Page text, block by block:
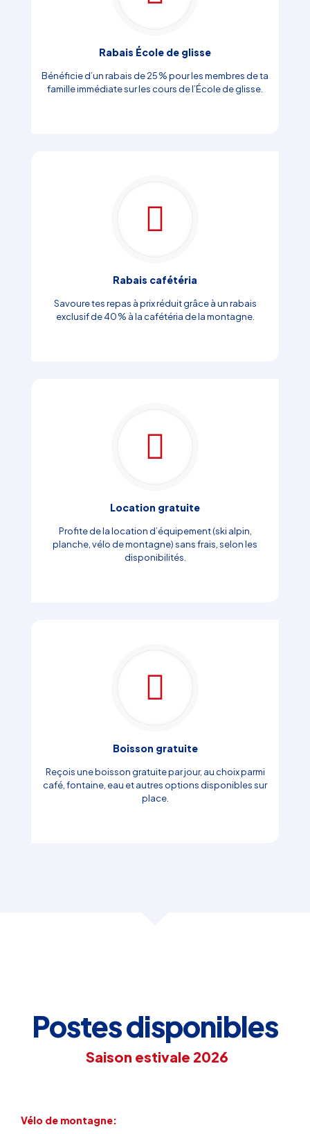
Rabais École de glisse
Bénéficie d’un rabais de 25 % pour les membres de ta
famille immédiate sur les cours de l’École de glisse.
Rabais cafétéria
Savoure tes repas à prix réduit grâce à un rabais
exclusif de 40 % à la cafétéria de la montagne.
Location gratuite
Profite de la location d’équipement (ski alpin,
planche, vélo de montagne) sans frais, selon les
disponibilités.
Boisson gratuite
Reçois une boisson gratuite par jour, au choix parmi
café, fontaine, eau et autres options disponibles sur
place.
Postes disponibles
Saison estivale 2026
Vélo de montagne: